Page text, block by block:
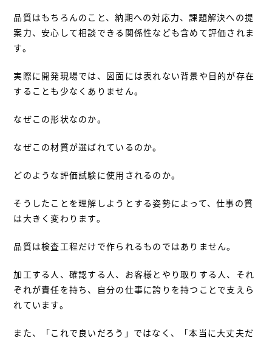
品質はもちろんのこと、納期への対応力、課題解決への提
案力、安心して相談できる関係性なども含めて評価されま
す。
実際に開発現場では、図面には表れない背景や目的が存在
することも少なくありません。
なぜこの形状なのか。
なぜこの材質が選ばれているのか。
どのような評価試験に使用されるのか。
そうしたことを理解しようとする姿勢によって、仕事の質
は大きく変わります。
品質は検査工程だけで作られるものではありません。
加工する人、確認する人、お客様とやり取りする人、それ
ぞれが責任を持ち、自分の仕事に誇りを持つことで支えら
れています。
また、「これで良いだろう」ではなく、「本当に大丈夫だ